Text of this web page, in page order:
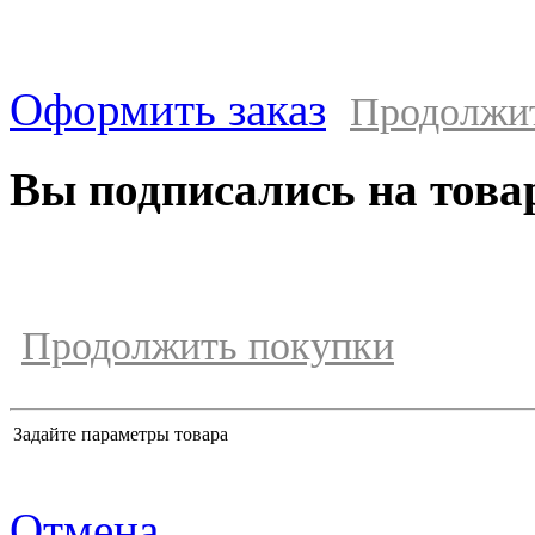
Оформить заказ
Вы подписались на
Продолжить покупки
Задайте параметры товара